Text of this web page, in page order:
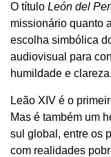
O título León del
missionário quanto
escolha simbólica
audiovisual para
humildade e clareza.
Leão XIV é o
Mas é também um
sul global, entre os
com realidades